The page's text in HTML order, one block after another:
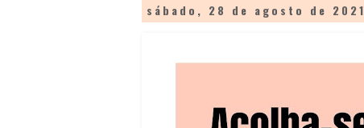
sábado, 28 de agosto de 2021